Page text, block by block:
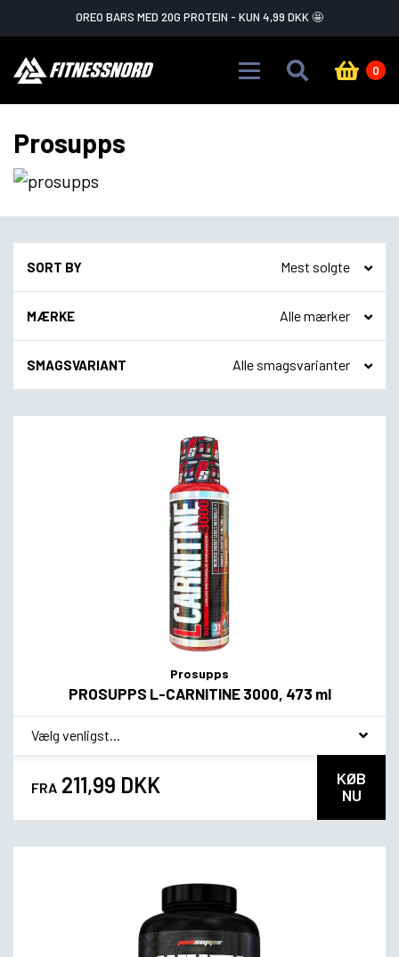
Skip to main contentOREO BARS MED 20G PROTEIN - KUN 4,99 DKK 🤩
0
Prosupps
SORT BY
MÆRKE
SMAGSVARIANT
Prosupps
PROSUPPS L-CARNITINE 3000, 473 ml
* Smagsvariant
FRA 211,99 DKK
KØB
NU